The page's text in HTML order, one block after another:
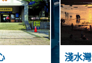
N O R T H
C
O
A
S
N
D
N
N
S
A
淺水灣